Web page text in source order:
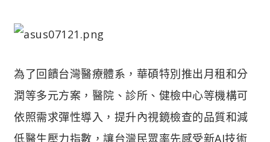
為了回饋台灣醫療體系，華碩特別推出月租和分
潤等多元方案，醫院、診所、健檢中心等機構可
依照需求彈性導入，提升內視鏡檢查的品質和減
低醫生壓力指數，讓台灣民眾率先感受新AI技術